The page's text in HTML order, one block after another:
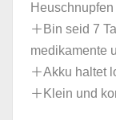
Heuschnupfen
＋Bin seid 7
medikamente
＋Akku haltet
＋Klein und